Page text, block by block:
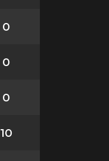
0
0
0
10